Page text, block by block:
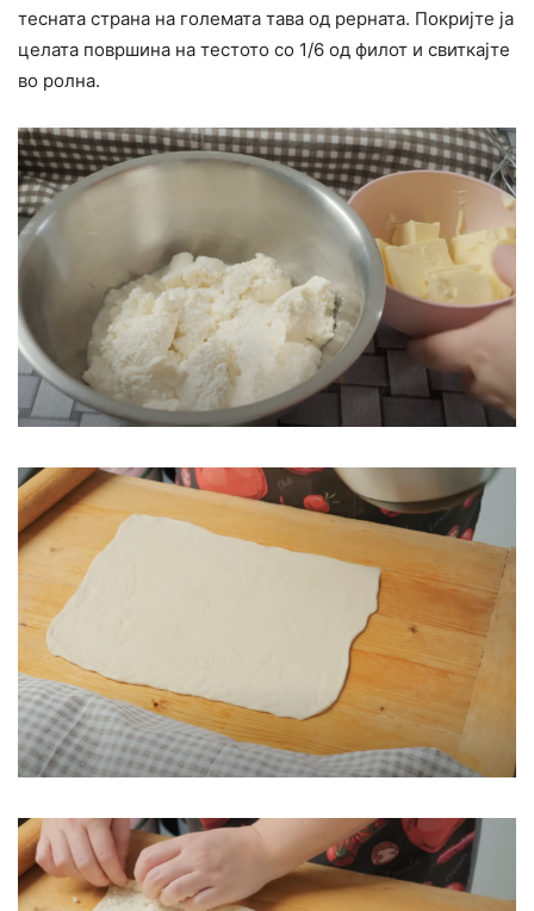
тесната страна на големата тава од рерната. Покријте ја
целата површина на тестото со 1/6 од филот и свиткајте
во ролна.